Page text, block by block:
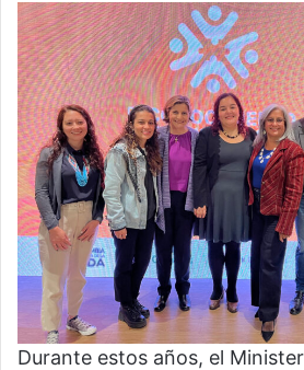
Durante estos años, el